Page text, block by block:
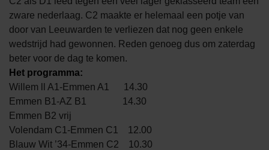
zware nederlaag. C2 maakte er helemaal een potje van
door van Leeuwarden te verliezen dat nog geen enkele
wedstrijd had gewonnen. Reden genoeg dus om zaterdag
beter voor de dag te komen.
Het programma:
Willem ll A1-Emmen A1 14.30
Emmen B1-AZ B1 14.30
Emmen B2 vrij
Volendam C1-Emmen C1 12.00
Blauw Wit ’34-Emmen C2 10.30